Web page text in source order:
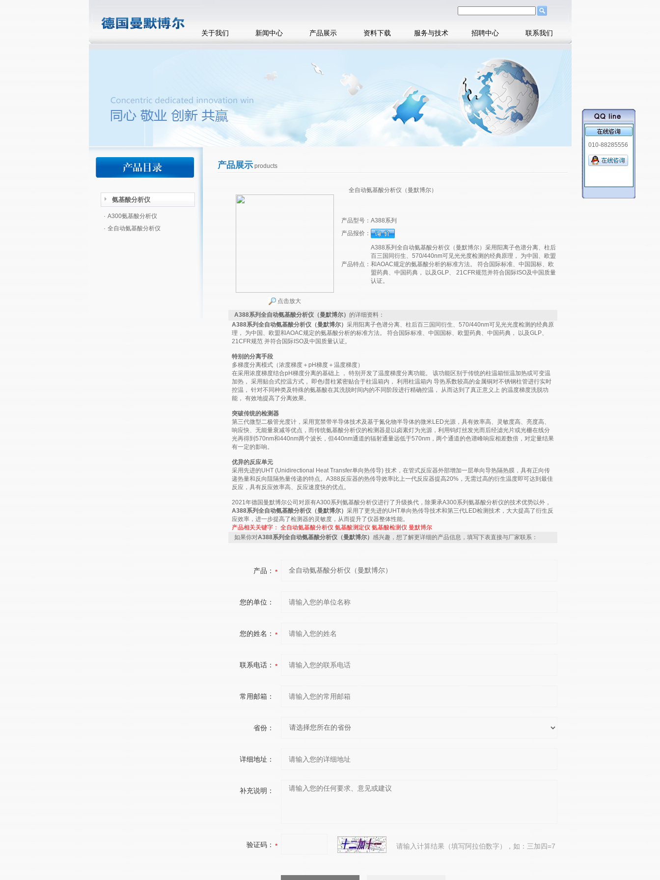
关于我们 新闻中心 产品展示 资料下载 服务与技术 招聘中心 联系我们
氨基酸分析仪
· A300氨基酸分析仪
· 全自动氨基酸分析仪
产品展示 products
全自动氨基酸分析仪（曼默博尔）
点击放大
产品型号： A388系列
产品报价：
产品特点：
A388系列全自动氨基酸分析仪（曼默博尔）采用阳离子色谱分离、柱后
百三国同衍生、570/440nm可见光光度检测的经典原理， 为中国、欧盟
和AOAC规定的氨基酸分析的标准方法。 符合国际标准、中国国标、欧
盟药典、中国药典， 以及GLP、 21CFR规范并符合国际ISO及中国质量
认证。
A388系列全自动氨基酸分析仪（曼默博尔） 的详细资料：
A388系列全自动氨基酸分析仪（曼默博尔） 采用阳离子色谱分离、柱后百三国同衍生、570/440nm可见光光度检测的经典原
理， 为中国、欧盟和AOAC规定的氨基酸分析的标准方法。 符合国际标准、中国国标、欧盟药典、中国药典， 以及GLP、
21CFR规范 并符合国际ISO及中国质量认证。
特别的分离手段
多梯度分离模式（浓度梯度＋pH梯度＋温度梯度）
在采用浓度梯度结合pH梯度分离的基础上 ， 特别开发了温度梯度分离功能。 该功能区别于传统的柱温箱恒温加热或可变温
加热， 采用贴合式控温方式， 即色i普柱紧密贴合于柱温箱内， 利用柱温箱内 导热系数较高的金属铜对不锈钢柱管进行实时
控温， 针对不同种类及特殊的氨基酸在其洗脱时间内的不同阶段进行精确控温， 从而达到了真正意义上 的温度梯度洗脱功
能， 有效地提高了分离效果。
突破传统的检测器
第三代微型二极管光度计，采用宽禁带半导体技术及基于氮化物半导体的微米LED光源，具有效率高、灵敏度高、亮度高、
响应快、无能量衰减等优点，而传统氨基酸分析仪的检测器是以卤素灯为光源，利用钨灯丝发光而后经滤光片或光栅在线分
光再得到570nm和440nm两个波长，但440nm通道的辐射通量远低于570nm，两个通道的色谱峰响应相差数倍，对定量结果
有一定的影响。
优异的反应单元
采用先进的UHT (Unidirectional Heat Transfer单向热传导) 技术，在管式反应器外部增加一层单向导热隔热膜，具有正向传
递热量和反向阻隔热量传递的特点。A388反应器的热传导效率比上一代反应器提高20%，无需过高的衍生温度即可达到最佳
反应，具有反应效率高、反应速度快的优点。
2021年德国曼默博尔公司对原有A300系列氨基酸分析仪进行了升级换代，除秉承A300系列氨基酸分析仪的技术优势以外，
A388系列全自动氨基酸分析仪（曼默博尔） 采用了更先进的UHT单向热传导技术和第三代LED检测技术，大大提高了衍生反
应效率，进一步提高了检测器的灵敏度，从而提升了仪器整体性能。
产品相关关键字： 全自动氨基酸分析仪 氨基酸测定仪 氨基酸检测仪 曼默博尔
如果你对A388系列全自动氨基酸分析仪（曼默博尔） 感兴趣，想了解更详细的产品信息，填写下表直接与厂家联系：
产品：
您的单位：
您的姓名：
联系电话：
常用邮箱：
省份：
详细地址：
补充说明：
验证码： 请输入计算结果（填写阿拉伯数字），如：三加四=7
010-88285556